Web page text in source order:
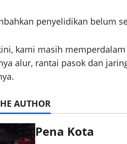
penyelidikan belum
kami masih
alur, rantai pasok dan
AUTHOR
Pena Kota